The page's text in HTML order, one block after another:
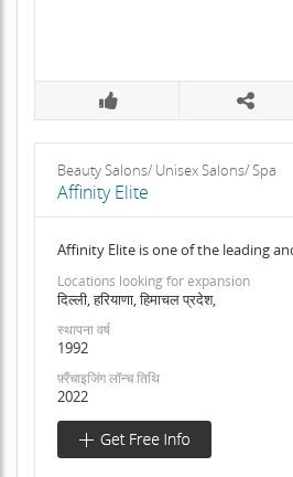
Beauty Salons/ Unisex Salons/ Spa
Affinity Elite
Affinity Elite is one of the leading
Locations looking for expansion
दिल्ली, हरियाणा, हिमाचल प्रदेश,
स्थापना वर्ष
1992
फ़्रैंचाइजिंग लॉन्च तिथि
2022